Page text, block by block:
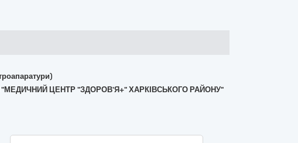
"МЕДИЧНИЙ ЦЕНТР "ЗДОРОВ'Я+" ХАРКІВСЬКОГО РАЙОНУ"